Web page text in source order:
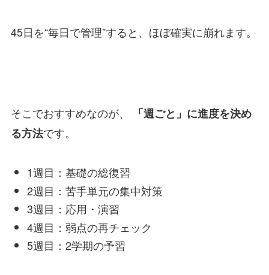
45日を“毎日で管理”すると、ほぼ確実に崩れます。
そこでおすすめなのが、
「週ごと」に進度を決め
る方法です。
1週目：基礎の総復習
2週目：苦手単元の集中対策
3週目：応用・演習
4週目：弱点の再チェック
5週目：2学期の予習